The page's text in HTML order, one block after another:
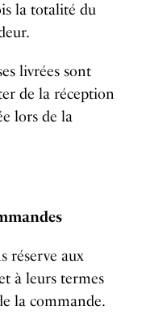
la totalité du
livrées sont
de la réception
lors de la
réserve aux
à leurs termes
la commande.